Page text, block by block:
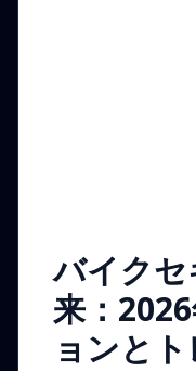
バイク
来：
ョンと